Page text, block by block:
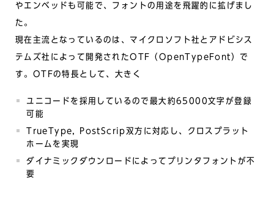
やエンベッドも可能で、フォントの用途を飛躍的に拡げまし
た。
現在主流となっているのは、マイクロソフト社とアドビシス
テムズ社によって開発されたOTF（OpenTypeFont）で
す。OTFの特長として、大きく
ユニコードを採用しているので最大約65000文字が登録
可能
TrueType, PostScrip双方に対応し、クロスプラット
ホームを実現
ダイナミックダウンロードによってプリンタフォントが不
要